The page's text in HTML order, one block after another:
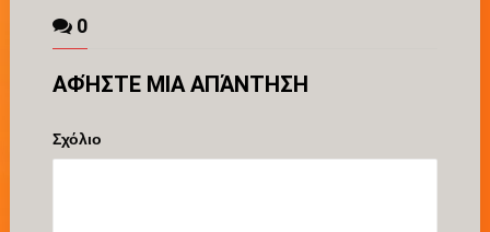
0
ΑΦΉΣΤΕ ΜΙΑ ΑΠΆΝΤΗΣΗ
Σχόλιο